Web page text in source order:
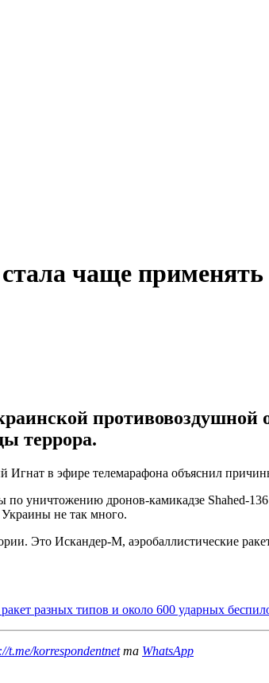
чаще применять
террора.
в эфире телемарафона объяснил
уничтожению дронов-камикадзе Shahed-
не так много.
Это Искандер-М, аэробаллистические
разных типов и около 600 ударных
t.me/korrespondentnetта WhatsApp